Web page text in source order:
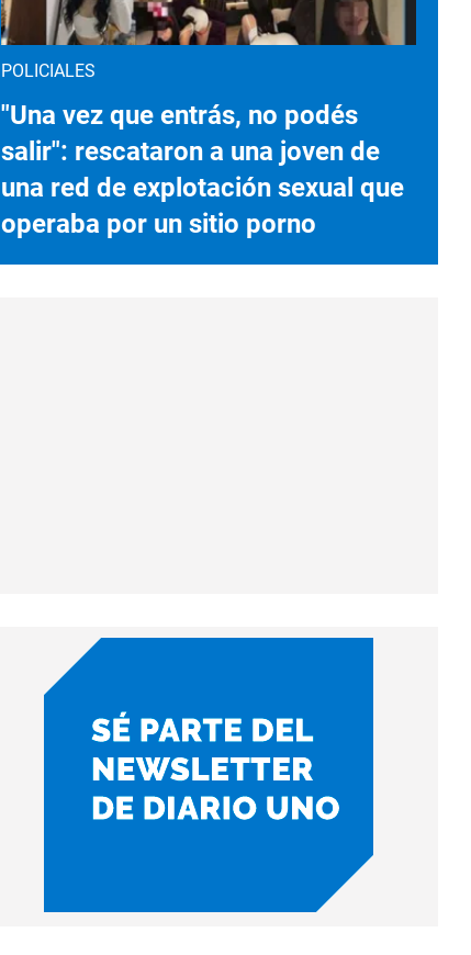
POLICIALES
"Una vez que entrás, no podés
salir": rescataron a una joven de
una red de explotación sexual que
operaba por un sitio porno